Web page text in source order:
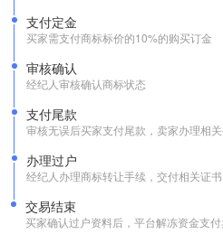
支付定金
买家需支付商标标价的10%的购买订金
审核确认
经纪人审核确认商标状态
支付尾款
审核无误后买家支付尾款，卖家办理相
办理过户
经纪人办理商标转让手续，交付相关证书
交易结束
买家确认过户资料后，平台解冻资金支